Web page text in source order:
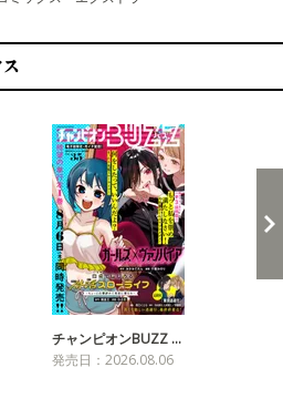
チャンピオンBUZZ …
発売日：2026.08.06